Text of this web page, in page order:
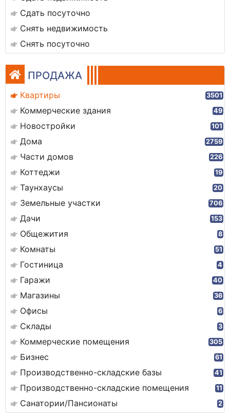
Сдать посуточно
Снять недвижимость
Снять посуточно
ПРОДАЖА
Квартиры 3501
Коммерческие здания 49
Новостройки 101
Дома 2759
Части домов 226
Коттеджи 19
Таунхаусы 20
Земельные участки 706
Дачи 153
Общежития 8
Комнаты 51
Гостиница 4
Гаражи 40
Магазины 36
Офисы 6
Склады 3
Коммерческие помещения 305
Бизнес 61
Производственно-складские базы 41
Производственно-складские помещения 11
Санатории/Пансионаты 2